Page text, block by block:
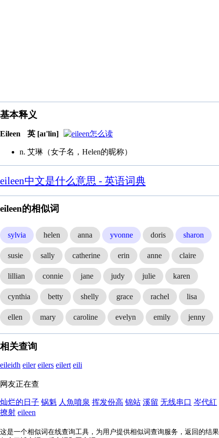
基本释义
Eileen 英 [aɪ'lin]
n. 艾琳（女子名，Helen的昵称）
eileen中文是什么意思 - 英语词典
eileen的相似词
sylvia helen anna yvonne doris sharon
susie sally catherine erin anne claire
lillian connie jane judy julie karen
cynthia betty shelly grace rachel lisa
ellen mary caroline evelyn emily jenny
相关查询
eileidh eiler eilers eilert eili
网友正在查
灿烂的日子 锅魁 人魚噴泉 挥发份高 锦站 溪留 无线串口 岑代紅
撩射 eileen
这是一个相似词在线查询工具，为用户提供相似词查询服务，返回的结果